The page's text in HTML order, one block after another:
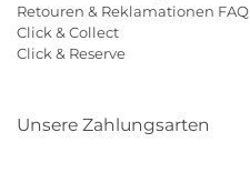
Retouren & Reklamationen FAQ
Click & Collect
Click & Reserve
Unsere Zahlungsarten